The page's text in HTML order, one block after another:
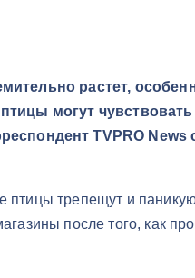
растет,
могут
TVPRO
трепещут и
после того, как